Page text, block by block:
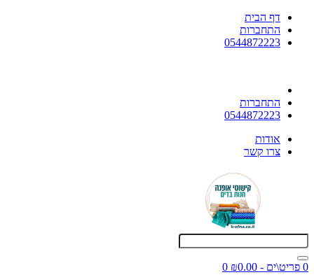
דף הבית
התחברות
0544872223
התחברות
0544872223
אודות
צרו קשר
0 פריט\ים - ₪0.00
0